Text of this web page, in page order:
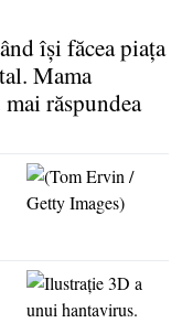
îşi făcea piaţa
Mama
răspundea